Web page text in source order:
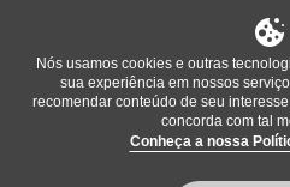
Locais e
Trocar de
Relatar um
Nós usamos cookies e outras
sua experiência em nossos
recomendar conteúdo de seu
concorda com tal
Conheça a nossa